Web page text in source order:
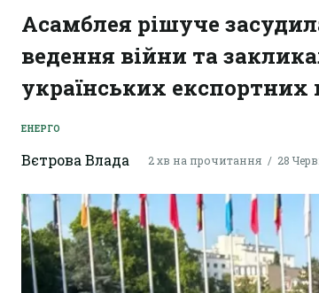
Асамблея рішуче
ведення війни та
українських
ЕНЕРГО
Вєтрова Влада 2 хв на прочитання 28